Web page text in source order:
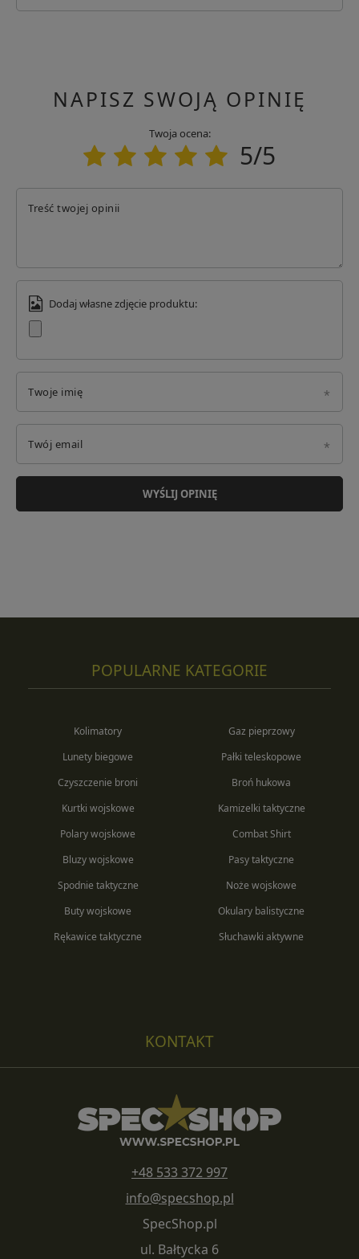
Kraj: PolskaNAPISZ SWOJĄ OPINIĘ
Twoja ocena:
5/5
Treść twojej opinii
Dodaj własne zdjęcie produktu:
Twoje imię
Twój email
WYŚLIJ OPINIĘ
POPULARNE KATEGORIE
Kolimatory
Lunety biegowe
Czyszczenie broni
Gaz pieprzowy
Pałki teleskopowe
Broń hukowa
Kurtki wojskowe
Polary wojskowe
Bluzy wojskowe
Kamizelki taktyczne
Combat Shirt
Pasy taktyczne
Spodnie taktyczne
Buty wojskowe
Rękawice taktyczne
Noże wojskowe
Okulary balistyczne
Słuchawki aktywne
KONTAKT
+48 533 372 997
info@specshop.pl
SpecShop.pl
ul. Bałtycka 6